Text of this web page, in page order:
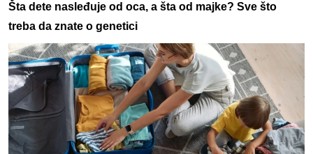
Šta dete nasleđuje od oca, a šta od majke? Sve što
treba da znate o genetici